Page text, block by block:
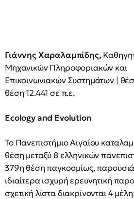
Γιάννης Χαραλαμπίδης,
Μηχανικών Πληροφοριακών και
Επικοινωνιακών Συστημάτων |
θέση 12.441 σε π.ε.
Ecology and Evolution
Το Πανεπιστήμιο Αιγαίου
θέση μεταξύ 8 ελληνικών
379η θέση παγκοσμίως,
ιδιαίτερα ισχυρή ερευνητική
σχετική λίστα διακρίνονται 4